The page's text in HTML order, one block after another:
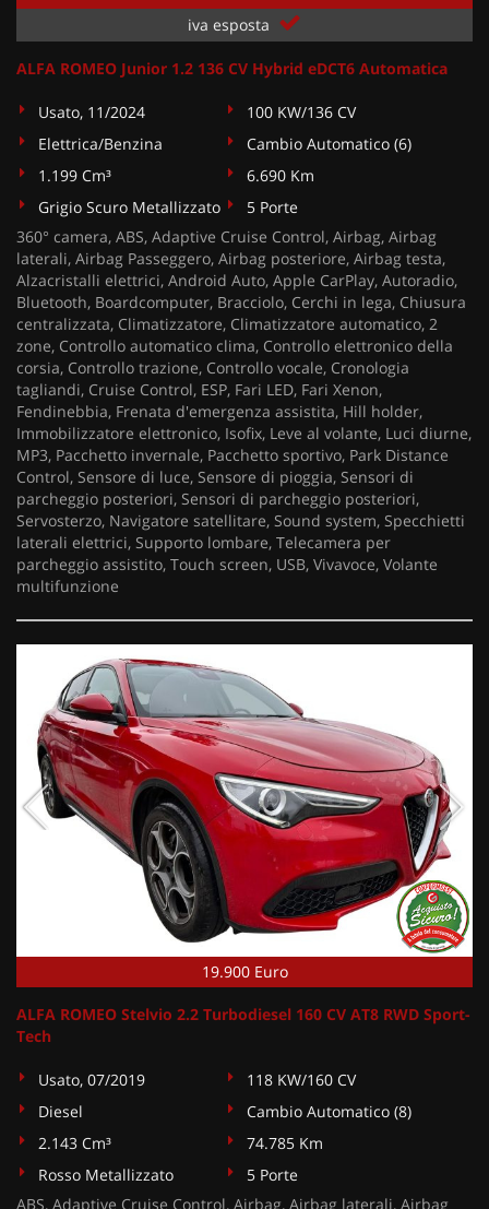
iva esposta
ALFA ROMEO Junior 1.2 136 CV Hybrid eDCT6 Automatica
Usato, 11/2024
100 KW/136 CV
Elettrica/Benzina
Cambio Automatico (6)
1.199 Cm³
6.690 Km
Grigio Scuro Metallizzato
5 Porte
360° camera, ABS, Adaptive Cruise Control, Airbag, Airbag
laterali, Airbag Passeggero, Airbag posteriore, Airbag testa,
Alzacristalli elettrici, Android Auto, Apple CarPlay, Autoradio,
Bluetooth, Boardcomputer, Bracciolo, Cerchi in lega, Chiusura
centralizzata, Climatizzatore, Climatizzatore automatico, 2
zone, Controllo automatico clima, Controllo elettronico della
corsia, Controllo trazione, Controllo vocale, Cronologia
tagliandi, Cruise Control, ESP, Fari LED, Fari Xenon,
Fendinebbia, Frenata d'emergenza assistita, Hill holder,
Immobilizzatore elettronico, Isofix, Leve al volante, Luci diurne,
MP3, Pacchetto invernale, Pacchetto sportivo, Park Distance
Control, Sensore di luce, Sensore di pioggia, Sensori di
parcheggio posteriori, Sensori di parcheggio posteriori,
Servosterzo, Navigatore satellitare, Sound system, Specchietti
laterali elettrici, Supporto lombare, Telecamera per
parcheggio assistito, Touch screen, USB, Vivavoce, Volante
multifunzione
19.900 Euro
ALFA ROMEO Stelvio 2.2 Turbodiesel 160 CV AT8 RWD Sport-
Tech
Usato, 07/2019
118 KW/160 CV
Diesel
Cambio Automatico (8)
2.143 Cm³
74.785 Km
Rosso Metallizzato
5 Porte
ABS, Adaptive Cruise Control, Airbag, Airbag laterali, Airbag